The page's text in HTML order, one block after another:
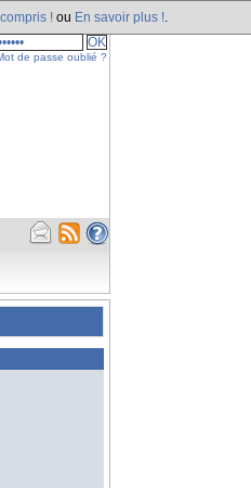
! ou En savoir plus !
de passe oublié ?